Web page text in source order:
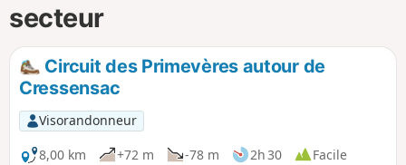
secteur
Circuit des Primevères autour de
Cressensac
Visorandonneur
8,00 km
+72 m -78 m 2h 30
Facile